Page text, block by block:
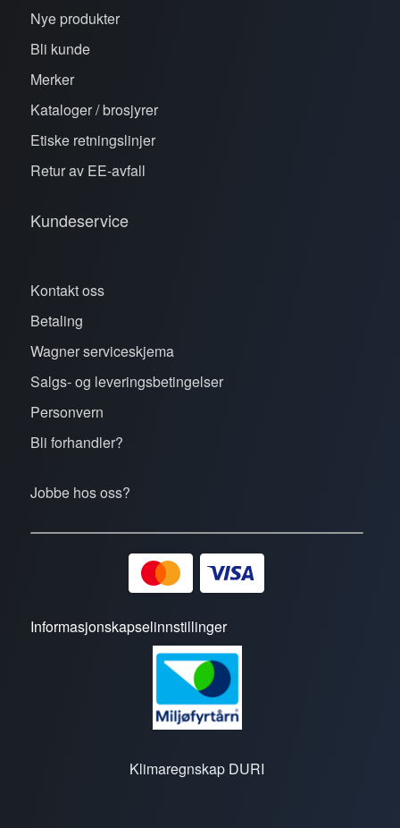
Nye produkter
Bli kunde
Merker
Kataloger / brosjyrer
Etiske retningslinjer
Retur av EE-avfall
Kundeservice
Kontakt oss
Betaling
Wagner serviceskjema
Salgs- og leveringsbetingelser
Personvern
Bli forhandler?
Jobbe hos oss?
Informasjonskapselinnstillinger
Klimaregnskap DURI